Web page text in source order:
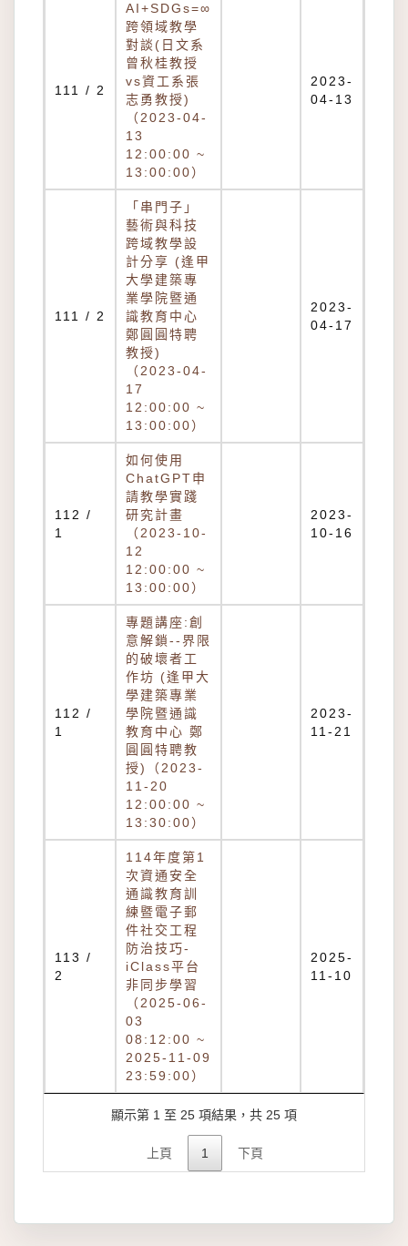
111 / 2
AI+SDGs=∞
跨領域教學
對談(日文系
曾秋桂教授
vs資工系張
志勇教授)
（2023-04-
13
12:00:00 ~
13:00:00）
2023-
04-13
111 / 2
「串門子」
藝術與科技
跨域教學設
計分享 (逢甲
大學建築專
業學院暨通
識教育中心
鄭圓圓特聘
教授)
（2023-04-
17
12:00:00 ~
13:00:00）
2023-
04-17
112 /
1
如何使用
ChatGPT申
請教學實踐
研究計畫
（2023-10-
12
12:00:00 ~
13:00:00）
2023-
10-16
112 /
1
專題講座:創
意解鎖--界限
的破壞者工
作坊 (逢甲大
學建築專業
學院暨通識
教育中心 鄭
圓圓特聘教
授)（2023-
11-20
12:00:00 ~
13:30:00）
2023-
11-21
113 /
2
114年度第1
次資通安全
通識教育訓
練暨電子郵
件社交工程
防治技巧-
iClass平台
非同步學習
（2025-06-
03
08:12:00 ~
2025-11-09
23:59:00）
2025-
11-10
顯示第 1 至 25 項結果，共 25 項
上頁 1 下頁